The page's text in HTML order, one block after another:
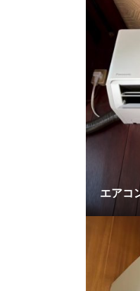
エアコ